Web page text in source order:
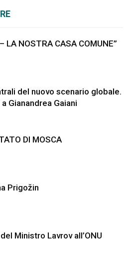
LA NOSTRA CASA COMUNE”
del nuovo scenario globale.
Gianandrea Gaiani
DI MOSCA
Prigožin
Ministro Lavrov all’ONU